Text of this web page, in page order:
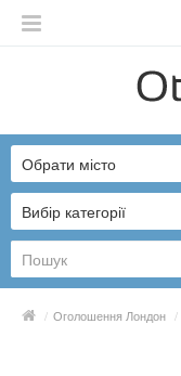
English
Русский
Українська
Вибір категорії
Обрати місто
/ Оголошення Лондон /